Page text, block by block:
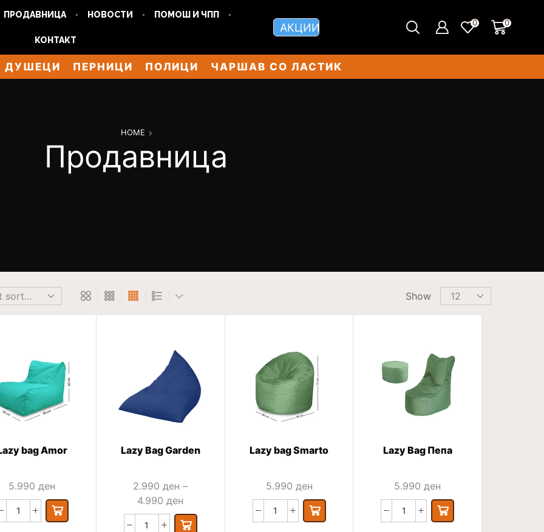
ПРОДАВНИЦА НОВОСТИ ПОМОШ И ЧПП
КОНТАКТ
АКЦИИ 0 0
ДУШЕЦИ ПЕРНИЦИ ПОЛИЦИ ЧАРШАВ СО ЛАСТИК
HOME
Продавница
Show
bag Amor
5.990 ден
Lazy Bag Garden
2.990 ден –
4.990 ден
Lazy bag Smarto
5.990 ден
Lazy Bag Пепа
5.990 ден